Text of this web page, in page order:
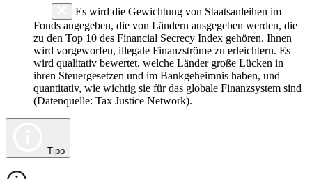
Es wird die Gewichtung von Staatsanleihen im
Fonds angegeben, die von Ländern ausgegeben werden, die
zu den Top 10 des Financial Secrecy Index gehören. Ihnen
wird vorgeworfen, illegale Finanzströme zu erleichtern. Es
wird qualitativ bewertet, welche Länder große Lücken in
ihren Steuergesetzen und im Bankgeheimnis haben, und
quantitativ, wie wichtig sie für das globale Finanzsystem sind
(Datenquelle: Tax Justice Network).
Tipp